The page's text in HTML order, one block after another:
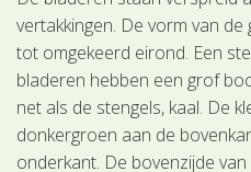
vertakkingen. De vorm van
tot omgekeerd eirond. Een
bladeren hebben een grof
net als de stengels, kaal. De
donkergroen aan de
onderkant. De bovenzijde